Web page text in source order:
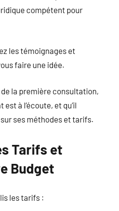
compétent pour
les témoignages et
faire une idée.
la première consultation,
à l’écoute, et qu’il
ses méthodes et tarifs.
Tarifs et
Budget
les tarifs :